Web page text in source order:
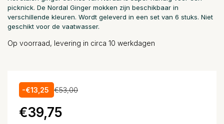
picknick. De Nordal Ginger mokken zijn beschikbaar in
verschillende kleuren. Wordt geleverd in een set van 6 stuks. Niet
geschikt voor de vaatwasser.
Op voorraad, levering in circa 10 werkdagen
-€13,25 €53,00
€39,75